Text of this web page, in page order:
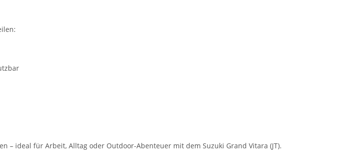
– ideal für Arbeit, Alltag oder Outdoor-Abenteuer mit dem Suzuki Grand Vitara (JT).